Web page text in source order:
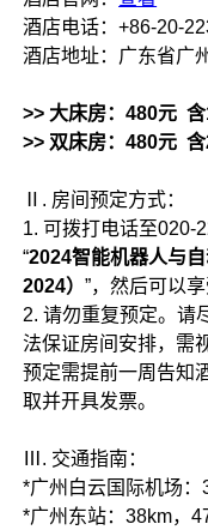
酒店电话：+86-20-
酒店地址：广东省广
>> 大床房：480元
>> 双床房：480元
Ⅱ. 房间预定方式：
1. 可拨打电话至020-
“2024智能机器人与
2024）”，然后可以
2. 请勿重复预定。请
法保证房间安排，需
预定需提前一周告知
取并开具发票。
Ⅲ. 交通指南：
*广州白云国际机场
*广州东站：38km，